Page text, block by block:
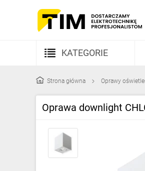
KATEGORIE
Kable i przewody
Rozdzielnice i obudowy
Elementy prowadzenia kabli
Fotowoltaika
Strona główna Oprawy
Oprawa downlight